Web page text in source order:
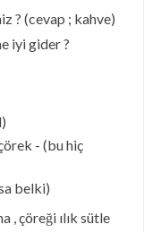
? (cevap ; kahve)
iyi gider ?
- (bu hiç
belki)
, çöreği ılık sütle